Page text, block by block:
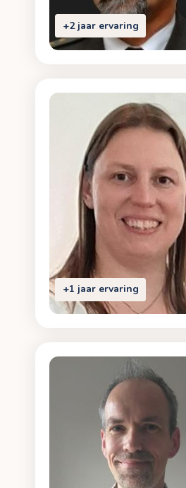
+2 jaar ervaring
+1 jaar ervaring